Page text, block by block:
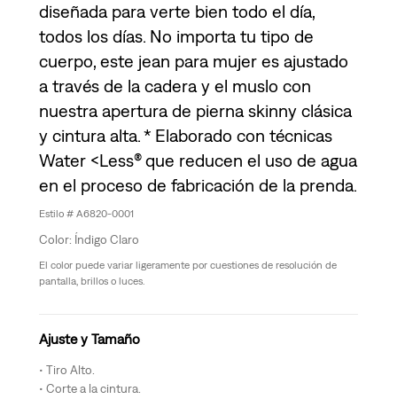
diseñada para verte bien todo el día,
todos los días. No importa tu tipo de
cuerpo, este jean para mujer es ajustado
a través de la cadera y el muslo con
nuestra apertura de pierna skinny clásica
y cintura alta. * Elaborado con técnicas
Water <Less® que reducen el uso de agua
en el proceso de fabricación de la prenda.
A6820-0001
Índigo Claro
El color puede variar ligeramente por cuestiones de resolución de
pantalla, brillos o luces.
Ajuste y Tamaño
Tiro Alto.
Corte a la cintura.